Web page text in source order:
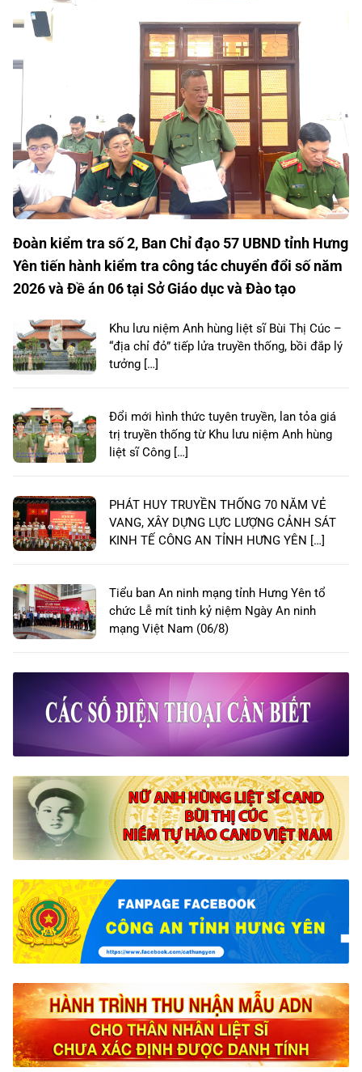
Đoàn kiểm tra số 2, Ban Chỉ đạo 57 UBND tỉnh Hưng
Yên tiến hành kiểm tra công tác chuyển đổi số năm
2026 và Đề án 06 tại Sở Giáo dục và Đào tạo
Khu lưu niệm Anh hùng liệt sĩ Bùi Thị Cúc –
“địa chỉ đỏ” tiếp lửa truyền thống, bồi đắp lý
tưởng […]
Đổi mới hình thức tuyên truyền, lan tỏa giá
trị truyền thống từ Khu lưu niệm Anh hùng
liệt sĩ Công […]
PHÁT HUY TRUYỀN THỐNG 70 NĂM VẺ
VANG, XÂY DỰNG LỰC LƯỢNG CẢNH SÁT
KINH TẾ CÔNG AN TỈNH HƯNG YÊN […]
Tiểu ban An ninh mạng tỉnh Hưng Yên tổ
chức Lễ mít tinh kỷ niệm Ngày An ninh
mạng Việt Nam (06/8)